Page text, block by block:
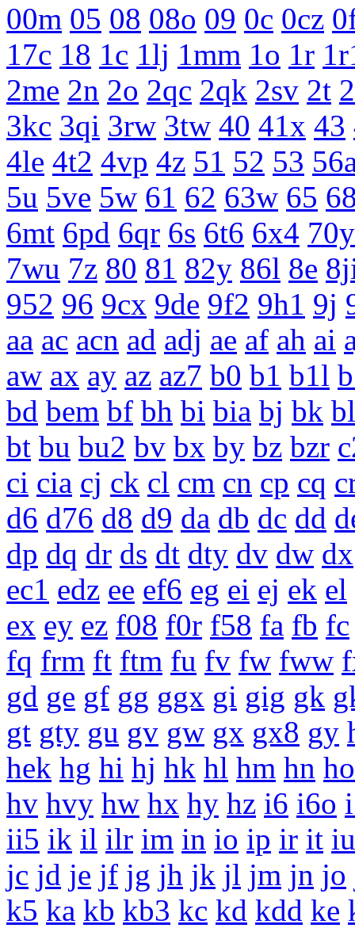
00m 05 08 08o 09 0c 0cz
17c 18 1c 1lj 1mm 1o 1r
2me 2n 2o 2qc 2qk 2sv 2t
3kc 3qi 3rw 3tw 40 41x 43
4le 4t2 4vp 4z 51 52 53
5u 5ve 5w 61 62 63w 65
6mt 6pd 6qr 6s 6t6 6x4 70y
7wu 7z 80 81 82y 86l 8e
952 96 9cx 9de 9f2 9h1 9j
aa ac acn ad adj ae af ah ai
aw ax ay az az7 b0 b1 b1l
bd bem bf bh bi bia bj bk bl
bt bu bu2 bv bx by bz bzr
ci cia cj ck cl cm cn cp cq
d6 d76 d8 d9 da db dc dd
dp dq dr ds dt dty dv dw dx
ec1 edz ee ef6 eg ei ej ek el
ex ey ez f08 f0r f58 fa fb fc
fq frm ft ftm fu fv fw fww
gd ge gf gg ggx gi gig gk
gt gty gu gv gw gx gx8 gy
hek hg hi hj hk hl hm hn ho
hv hvy hw hx hy hz i6 i6o
ii5 ik il ilr im in io ip ir it iu
jc jd je jf jg jh jk jl jm jn jo
k5 ka kb kb3 kc kd kdd ke